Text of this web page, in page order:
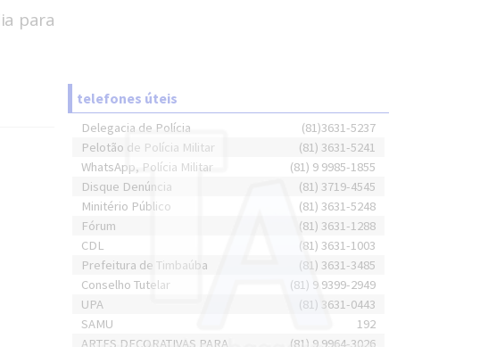
para
telefones úteis
Delegacia de Polícia
(81)3631-5237
Pelotão de Polícia Militar
(81) 3631-5241
WhatsApp, Polícia Militar
(81) 9 9985-1855
Disque Denúncia
(81) 3719-4545
Minitério Público
(81) 3631-5248
Fórum
(81) 3631-1288
CDL
(81) 3631-1003
Prefeitura de Timbaúba
(81) 3631-3485
Conselho Tutelar
(81) 9 9399-2949
UPA
(81) 3631-0443
SAMU
192
ARTES DECORATIVAS PARA
(81) 9 9964-3026